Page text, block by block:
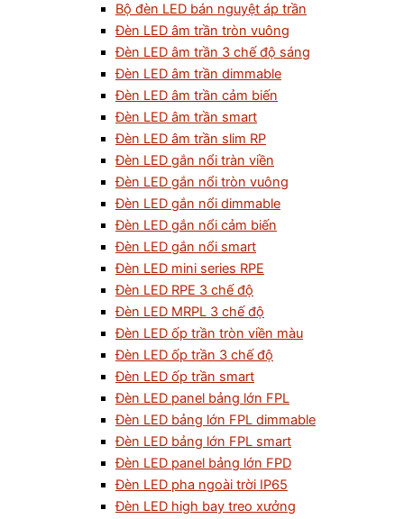
Bộ đèn LED bán nguyệt áp trần
Đèn LED âm trần tròn vuông
Đèn LED âm trần 3 chế độ sáng
Đèn LED âm trần dimmable
Đèn LED âm trần cảm biến
Đèn LED âm trần smart
Đèn LED âm trần slim RP
Đèn LED gắn nổi tràn viền
Đèn LED gắn nổi tròn vuông
Đèn LED gắn nổi dimmable
Đèn LED gắn nổi cảm biến
Đèn LED gắn nổi smart
Đèn LED mini series RPE
Đèn LED RPE 3 chế độ
Đèn LED MRPL 3 chế độ
Đèn LED ốp trần tròn viền màu
Đèn LED ốp trần 3 chế độ
Đèn LED ốp trần smart
Đèn LED panel bảng lớn FPL
Đèn LED bảng lớn FPL dimmable
Đèn LED bảng lớn FPL smart
Đèn LED panel bảng lớn FPD
Đèn LED pha ngoài trời IP65
Đèn LED high bay treo xưởng